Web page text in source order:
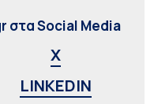
στα Social Media
X
LINKEDIN